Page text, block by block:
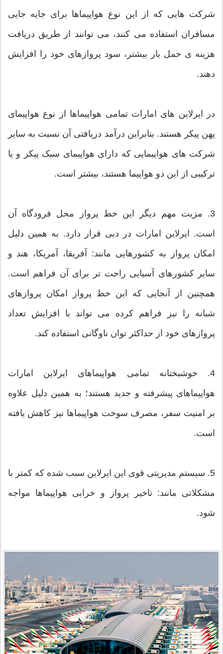
شرکت هایی که از این نوع هواپیماها برای جایه جایی
مسافران استفاده می کنند، می توانند از طریق دریافت
هزینه ی حمل بار بیشتر، سود پروازهای خود را افزایش
دهند.
در ایرلاین های امارات تمامی هواپیماها از نوع هواپیمای
پهن ‌پیکر هستند. بنابراین درآمد دریافتی آن نسبت به سایر
شرکت های هواپیمایی که دارای هواپیمای سبک پیکر و یا
ترکیبی از این دو هواپیما هستند، بیشتر است.
3. مزیت مهم دیگر این خط پرواز محل فرودگاه آن
است. ایرلاین امارات در دبی قرار دارد. به همین دلیل
امکان پرواز به کشورهایی مانند: آفریقا، آمریکا، هند و
سایر کشورهای آسیایی راحت تر برای آن فراهم است.
همچنین از آنجایی که این خط پرواز امکان پروازهای
شبانه را نیز فراهم کرده می تواند با افزایش تعداد
پروازهای خود از حداکثر توان ناوگانی استفاده کند.
4. خوشبختانه تمامی هواپیماهای ایرلاین امارات
هواپیماهای پیشرفته و جدید هستند؛ به همین دلیل علاوه
بر امنیت سفر، مصرف سوخت هواپیماها نیز کاهش یافته
است.
5. سیستم مدیریتی قوی این ایرلاین سبب شده که کمتر با
مشکلاتی مانند: تاخیر پرواز و خرابی هواپیماها مواجه
شود.